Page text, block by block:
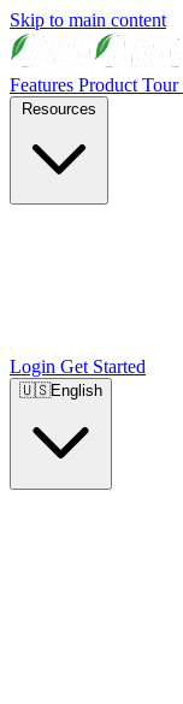
Skip to main content
Features Product Tour
Login Get Started
🇺🇸English